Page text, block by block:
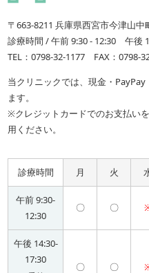
〒663-8211 兵庫県西宮市今津山中
診療時間 / 午前 9:30 - 12:30 午後
TEL：0798-32-1177 FAX：0798-
当クリニックでは、現金・
ます。
※クレジットカードでのお支払い
用ください。
診療時間 月 火
午前 9:30-
12:30
〇 〇
午後 14:30-
17:30
〇 〇